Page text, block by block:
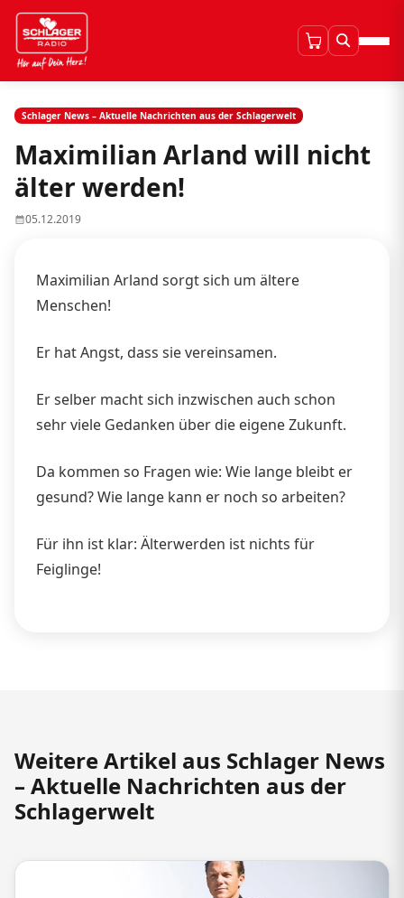
Schlager News – Aktuelle Nachrichten aus der Schlagerwelt
Maximilian Arland will nicht
älter werden!
05.12.2019
Maximilian Arland sorgt sich um ältere
Menschen!
Er hat Angst, dass sie vereinsamen.
Er selber macht sich inzwischen auch schon
sehr viele Gedanken über die eigene Zukunft.
Da kommen so Fragen wie: Wie lange bleibt er
gesund? Wie lange kann er noch so arbeiten?
Für ihn ist klar: Älterwerden ist nichts für
Feiglinge!
Weitere Artikel aus Schlager News
– Aktuelle Nachrichten aus der
Schlagerwelt